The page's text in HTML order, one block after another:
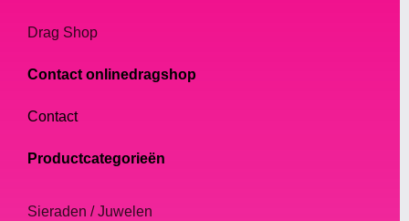
Drag Shop
Contact onlinedragshop
Contact
Productcategorieën
Sieraden / Juwelen